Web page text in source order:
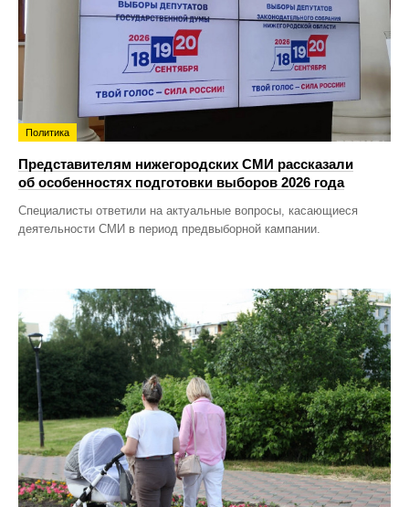
Политика
Представителям нижегородских СМИ рассказали
об особенностях подготовки выборов 2026 года
Специалисты ответили на актуальные вопросы, касающиеся
деятельности СМИ в период предвыборной кампании.